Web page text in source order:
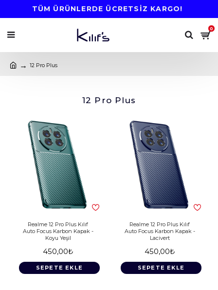
TÜM ÜRÜNLERDE ÜCRETSİZ KARGO!
0
12 Pro Plus
12 Pro Plus
Realme 12 Pro Plus Kılıf
Auto Focus Karbon Kapak -
Koyu Yeşil
450,00₺
SEPETE EKLE
Realme 12 Pro Plus Kılıf
Auto Focus Karbon Kapak -
Lacivert
450,00₺
SEPETE EKLE